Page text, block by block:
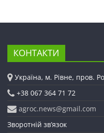
КОНТАКТИ
Україна, м. Рівне, пров.
+38 067 364 71 72
agroc.news@gmail.com
Зворотній зв’язок